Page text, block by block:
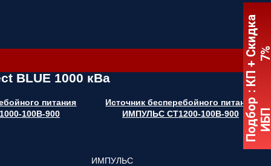
BLUE 1000 кВа
питания
100В-900
Источник бесперебойного питания
ИМПУЛЬС СТ1200-100В-900
ИМПУЛЬС
Подбор
:
К
П
+
С
к
и
д
к
а
7